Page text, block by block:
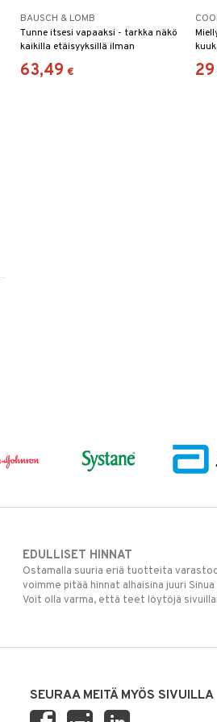
BAUSCH & LOMB
Tunne itsesi vapaaksi - tarkka näkö
kaikilla etäisyyksillä ilman
lukulaseja.
63,49 € 29
EDULLISET HINNAT
Ostamalla suuria eriä tuotteita
voimme pitää hinnat alhaisina juuri
Voit olla varma, että teet löytöjä
SEURAA MEITÄ MYÖS SIVUILLA